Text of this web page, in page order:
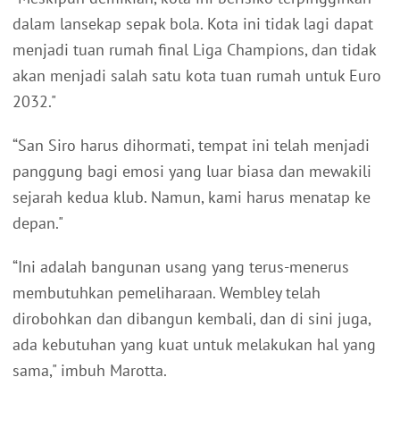
dalam lansekap sepak bola. Kota ini tidak lagi dapat
menjadi tuan rumah final Liga Champions, dan tidak
akan menjadi salah satu kota tuan rumah untuk Euro
2032."
“San Siro harus dihormati, tempat ini telah menjadi
panggung bagi emosi yang luar biasa dan mewakili
sejarah kedua klub. Namun, kami harus menatap ke
depan."
“Ini adalah bangunan usang yang terus-menerus
membutuhkan pemeliharaan. Wembley telah
dirobohkan dan dibangun kembali, dan di sini juga,
ada kebutuhan yang kuat untuk melakukan hal yang
sama," imbuh Marotta.